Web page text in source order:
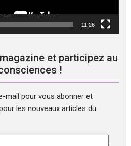
11:26
et participez au
!
mail pour vous abonner et
les nouveaux articles du